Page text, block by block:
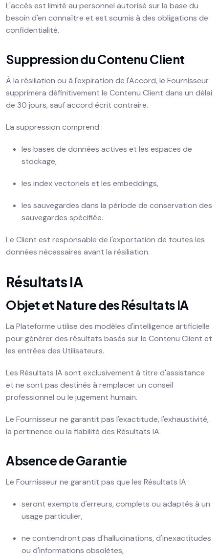
L'accès est limité au personnel autorisé sur la base du
besoin d'en connaître et est soumis à des obligations de
confidentialité.
Suppression du Contenu Client
À la résiliation ou à l'expiration de l'Accord, le Fournisseur
supprimera définitivement le Contenu Client dans un délai
de 30 jours, sauf accord écrit contraire.
La suppression comprend :
les bases de données actives et les espaces de
stockage,
les index vectoriels et les embeddings,
les sauvegardes dans la période de conservation des
sauvegardes spécifiée.
Le Client est responsable de l'exportation de toutes les
données nécessaires avant la résiliation.
Résultats IA
Objet et Nature des Résultats IA
La Plateforme utilise des modèles d'intelligence artificielle
pour générer des résultats basés sur le Contenu Client et
les entrées des Utilisateurs.
Les Résultats IA sont exclusivement à titre d'assistance
et ne sont pas destinés à remplacer un conseil
professionnel ou le jugement humain.
Le Fournisseur ne garantit pas l'exactitude, l'exhaustivité,
la pertinence ou la fiabilité des Résultats IA.
Absence de Garantie
Le Fournisseur ne garantit pas que les Résultats IA :
seront exempts d'erreurs, complets ou adaptés à un
usage particulier,
ne contiendront pas d'hallucinations, d'inexactitudes
ou d'informations obsolètes,